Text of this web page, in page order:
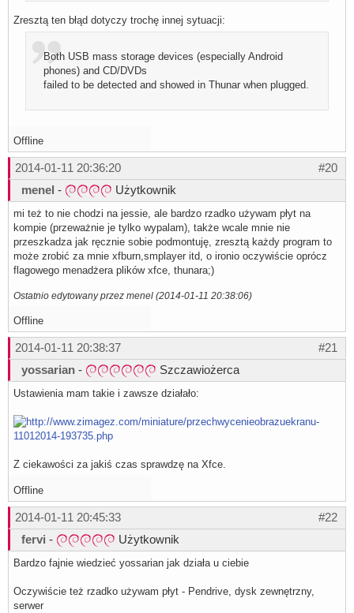
Zresztą ten błąd dotyczy trochę innej sytuacji:
Both USB mass storage devices (especially Android
phones) and CD/DVDs
failed to be detected and showed in Thunar when plugged.
Offline
#20
2014-01-11 20:36:20
menel - Użytkownik
mi też to nie chodzi na jessie, ale bardzo rzadko używam płyt na
kompie (przeważnie je tylko wypalam), także wcale mnie nie
przeszkadza jak ręcznie sobie podmontuję, zresztą każdy program to
może zrobić za mnie xfburn,smplayer itd, o ironio oczywiście oprócz
flagowego menadżera plików xfce, thunara;)
Ostatnio edytowany przez menel (2014-01-11 20:38:06)
Offline
#21
2014-01-11 20:38:37
yossarian - Szczawiożerca
Ustawienia mam takie i zawsze działało:
Z ciekawości za jakiś czas sprawdzę na Xfce.
Offline
#22
2014-01-11 20:45:33
fervi - Użytkownik
Bardzo fajnie wiedzieć yossarian jak działa u ciebie
Oczywiście też rzadko używam płyt - Pendrive, dysk zewnętrzny,
serwer